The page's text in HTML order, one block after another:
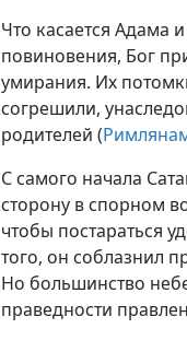
Что касается Адама
повиновения, Бог
умирания. Их
согрешили,
родителей (
С самого начала
сторону в спорном
чтобы постараться
того, он соблазнил
Но большинство
праведности